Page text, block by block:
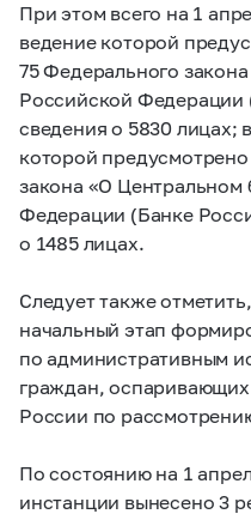
При этом всего на 1
ведение которой
75 Федерального
Российской Федерации
сведения о 5830 лицах;
которой
закона «О Центральном
Федерации (Банке
о 1485 лицах.
Следует также
начальный этап
по административным
граждан,
России по
По состоянию на 1
инстанции вынесено 3